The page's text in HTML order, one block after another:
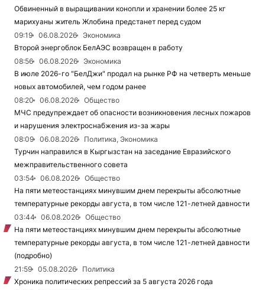
Обвиненный в выращивании конопли и хранении более 25 кг
марихуаны житель Жлобина предстанет перед судом
09:19
06.08.2026
Экономика
Второй энергоблок БелАЭС возвращен в работу
08:56
06.08.2026
Экономика
В июле 2026-го "БелДжи" продал на рынке РФ на четверть меньше
новых автомобилей, чем годом ранее
08:20
06.08.2026
Общество
МЧС предупреждает об опасности возникновения лесных пожаров
и нарушения электроснабжения из-за жары
08:09
06.08.2026
Политика, Экономика
Турчин направился в Кыргызстан на заседание Евразийского
межправительственного совета
03:54
06.08.2026
Общество
На пяти метеостанциях минувшим днем перекрыты абсолютные
температурные рекорды августа, в том числе 121-летней давности
03:44
06.08.2026
Общество
На пяти метеостанциях минувшим днем перекрыты абсолютные
температурные рекорды августа, в том числе 121-летней давности
(подробно)
21:59
05.08.2026
Политика
Хроника политических репрессий за 5 августа 2026 года